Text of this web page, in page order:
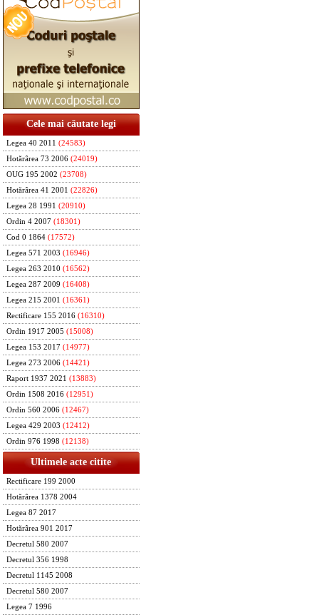
Cele mai căutate legi
Legea 40 2011 (24583)
Hotărârea 73 2006 (24019)
OUG 195 2002 (23708)
Hotărârea 41 2001 (22826)
Legea 28 1991 (20910)
Ordin 4 2007 (18301)
Cod 0 1864 (17572)
Legea 571 2003 (16946)
Legea 263 2010 (16562)
Legea 287 2009 (16408)
Legea 215 2001 (16361)
Rectificare 155 2016 (16310)
Ordin 1917 2005 (15008)
Legea 153 2017 (14977)
Legea 273 2006 (14421)
Raport 1937 2021 (13883)
Ordin 1508 2016 (12951)
Ordin 560 2006 (12467)
Legea 429 2003 (12412)
Ordin 976 1998 (12138)
Ultimele acte citite
Rectificare 199 2000
Hotărârea 1378 2004
Legea 87 2017
Hotărârea 901 2017
Decretul 580 2007
Decretul 356 1998
Decretul 1145 2008
Decretul 580 2007
Legea 7 1996